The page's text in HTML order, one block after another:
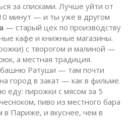
за списками. Лучше уйти от
минут — и ты уже в другом
— старый цех по производству
кафе и книжные магазины.
с творогом и малиной —
а местная традиция.
Ратуши — там почти
город в закат — как в фильме.
еду: пирожки с мясом за 5
пиво из местного бара
Париже, и вкуснее, чем в